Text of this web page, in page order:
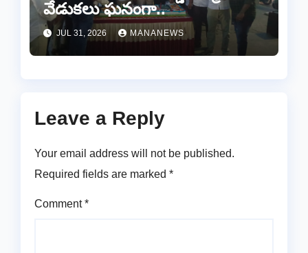
వేడుకలు ఘనంగా..
JUL 31, 2026 MANANEWS
Leave a Reply
Your email address will not be published.
Required fields are marked *
Comment*